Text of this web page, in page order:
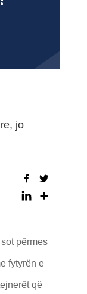
jo
përmes
fytyrën e
që